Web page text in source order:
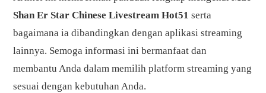
Shan Er Star Chinese Livestream Hot51 serta
bagaimana ia dibandingkan dengan aplikasi streaming
lainnya. Semoga informasi ini bermanfaat dan
membantu Anda dalam memilih platform streaming yang
sesuai dengan kebutuhan Anda.